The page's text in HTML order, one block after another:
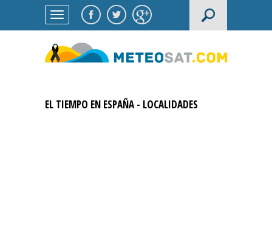
EL TIEMPO EN ESPAÑA - LOCALIDADES